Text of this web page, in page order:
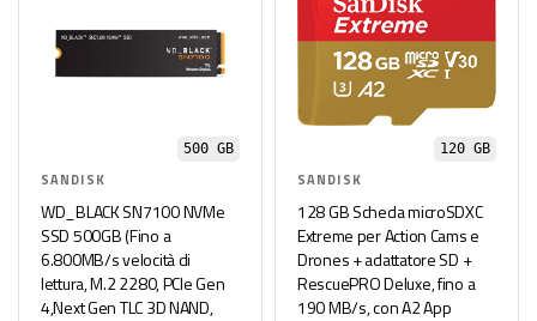
500 GB
SANDISK
WD_BLACK SN7100 NVMe
SSD 500GB (Fino a
6.800MB/s velocità di
lettura, M.2 2280, PCIe Gen
4,Next Gen TLC 3D NAND,
120 GB
SANDISK
128 GB Scheda microSDXC
Extreme per Action Cams e
Drones + adattatore SD +
RescuePRO Deluxe, fino a
190 MB/s, con A2 App